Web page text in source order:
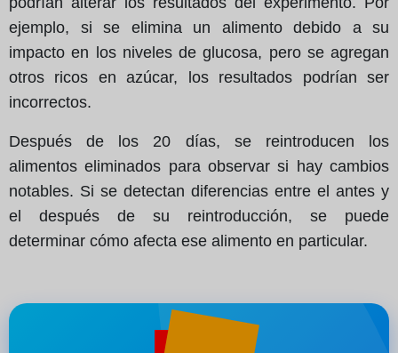
ejemplo, si se elimina un alimento debido a su
impacto en los niveles de glucosa, pero se agregan
otros ricos en azúcar, los resultados podrían ser
incorrectos.
Después de los 20 días, se reintroducen los
alimentos eliminados para observar si hay cambios
notables. Si se detectan diferencias entre el antes y
el después de su reintroducción, se puede
determinar cómo afecta ese alimento en particular.